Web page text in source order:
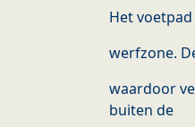
Het
werfzone.
waardoor
buiten de